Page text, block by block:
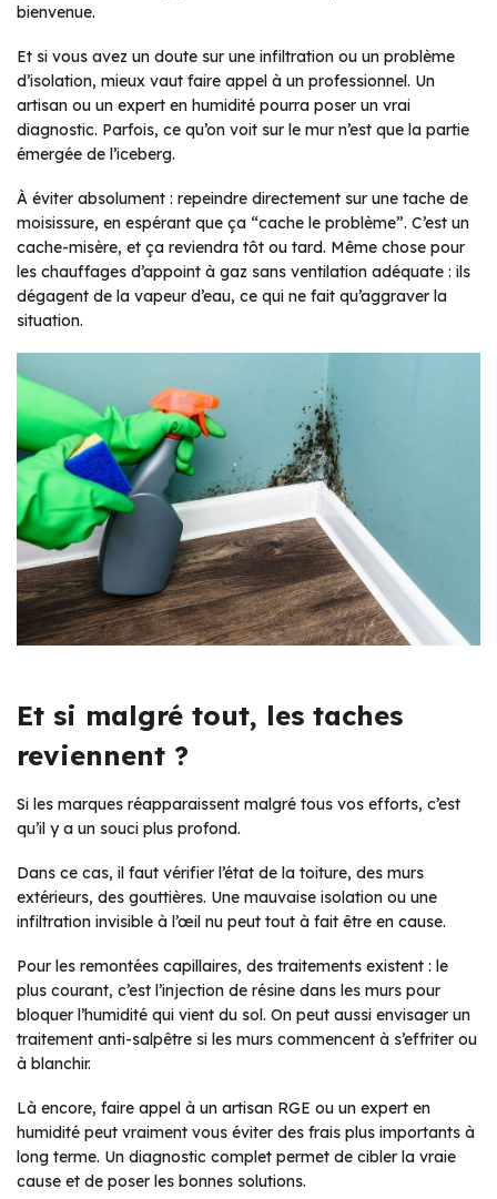
bienvenue.
Et si vous avez un doute sur une infiltration ou un problème
d’isolation, mieux vaut faire appel à un professionnel. Un
artisan ou un expert en humidité pourra poser un vrai
diagnostic. Parfois, ce qu’on voit sur le mur n’est que la partie
émergée de l’iceberg.
À éviter absolument : repeindre directement sur une tache de
moisissure, en espérant que ça “cache le problème”. C’est un
cache-misère, et ça reviendra tôt ou tard. Même chose pour
les chauffages d’appoint à gaz sans ventilation adéquate : ils
dégagent de la vapeur d’eau, ce qui ne fait qu’aggraver la
situation.
Et si malgré tout, les taches
reviennent ?
Si les marques réapparaissent malgré tous vos efforts, c’est
qu’il y a un souci plus profond.
Dans ce cas, il faut vérifier l’état de la toiture, des murs
extérieurs, des gouttières. Une mauvaise isolation ou une
infiltration invisible à l’œil nu peut tout à fait être en cause.
Pour les remontées capillaires, des traitements existent : le
plus courant, c’est l’injection de résine dans les murs pour
bloquer l’humidité qui vient du sol. On peut aussi envisager un
traitement anti-salpêtre si les murs commencent à s’effriter ou
à blanchir.
Là encore, faire appel à un artisan RGE ou un expert en
humidité peut vraiment vous éviter des frais plus importants à
long terme. Un diagnostic complet permet de cibler la vraie
cause et de poser les bonnes solutions.